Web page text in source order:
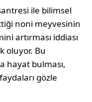
ile bilimsel
noni meyvesinin
artırması iddiası
oluyor. Bu
hayat bulması,
gözle